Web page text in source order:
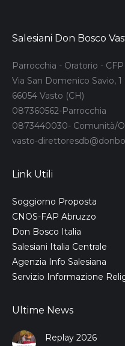
Salesiani Don Bosco
Parrocchia - Oratorio - CFP
Via San Domenico Savio, 1
66054 Vasto (CH)
087360562-Parrocchia
0873440030- Comunità/
vasto-
Link Utili
Soggiorno Proposta
CNOS-FAP Abruzzo
Don Bosco Italia
Salesiani Italia Centrale
Agenzia Info Salesiana
Servizio Informazione
Ultime News
Replay 2026